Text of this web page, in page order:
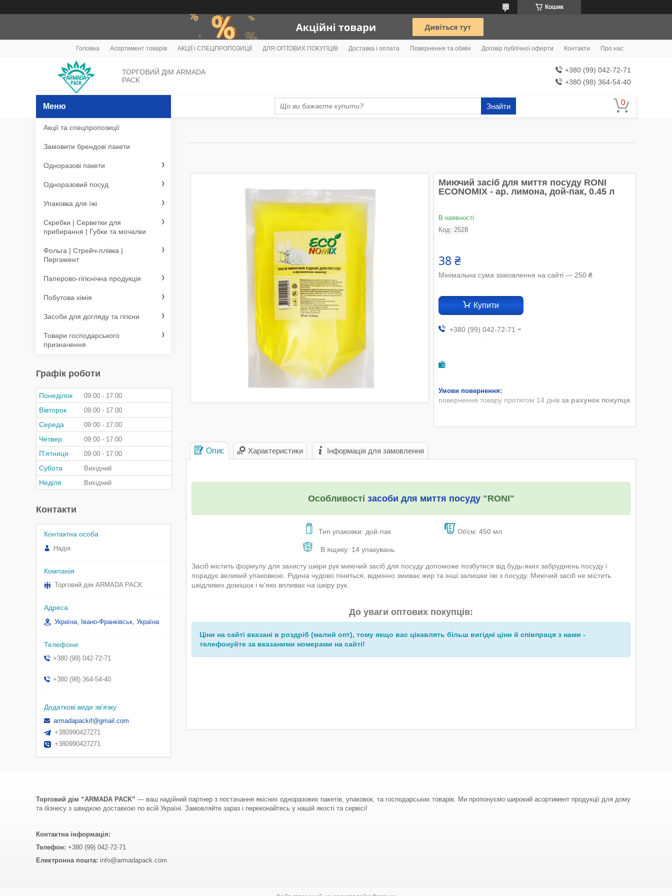
Кошик
Головна Асортимент товарів АКЦІЇ і СПЕЦПРОПОЗИЦІЇ ДЛЯ ОПТОВИХ ПОКУПЦІВ Доставка і оплата Повернення та обмін Договір публічної оферти Контакти Про нас
ТОРГОВИЙ ДІМ ARMADA
PACK
+380 (99) 042-72-71
+380 (98) 364-54-40
Знайти
Миючий засіб для миття посуду RONI
ECONOMIX - ар. лимона, дой-пак, 0.45 л
В наявності
Код: 2528
38 ₴
Мінімальна сума замовлення на сайті — 250 ₴
Купити
+380 (99) 042-72-71
повернення товару протягом 14 днів за рахунок покупця
Опис Характеристики Інформація для замовлення
Особливості засоби для миття посуду"RONI"
Тип упаковки: дой-пак Об'єм: 450 мл
В ящику: 14 упакувань
Засіб містить формулу для захисту шкіри рук миючий засіб для посуду допоможе позбутися від будь-яких забруднень посуду і
порадує великий упаковкою. Рідина чудово піниться, відмінно змиває жир та інші залишки їжі з посуду. Миючий засіб не містить
шкідливих домішок і м'яко впливає на шкіру рук.
До уваги оптових покупців:
Ціни на сайті вказані в роздріб (малий опт), тому якщо вас цікавлять більш вигідні ціни й співпраця з нами -
телефонуйте за вказаними номерами на сайті!
Акції та спецпропозиції
Замовити брендові пакети
Одноразові пакети
Одноразовий посуд
Упаковка для їжі
Скребки | Серветки для
прибирання | Губки та мочалки
Фольга | Стрейч-плівка |
Пергамент
Паперово-гігієнічна продукція
Побутова хімія
Засоби для догляду та гігієни
Товари господарського
призначення
Графік роботи
Понеділок 09:00 17:00
Вівторок 09:00 17:00
Середа 09:00 17:00
Четвер 09:00 17:00
Пʼятниця 09:00 17:00
Субота Вихідний
Неділя Вихідний
Контакти
Надія
Торговий дім ARMADA PACK
Україна, Івано-Франківськ, Україна
+380 (99) 042-72-71
.
+380 (98) 364-54-40
.
armadapackif@gmail.com
+380990427271
+380990427271
Торговий дім “ARMADA PACK” — ваш надійний партнер з постачання якісних одноразових пакетів, упаковок, та господарських товарів. Ми пропонуємо широкий асортимент продукції для дому
та бізнесу з швидкою доставкою по всій Україні. Замовляйте зараз і переконайтесь у нашій якості та сервісі!
Контактна інформація:
Телефон: +380 (99) 042-72-71
Електронна пошта: info@armadapack.com